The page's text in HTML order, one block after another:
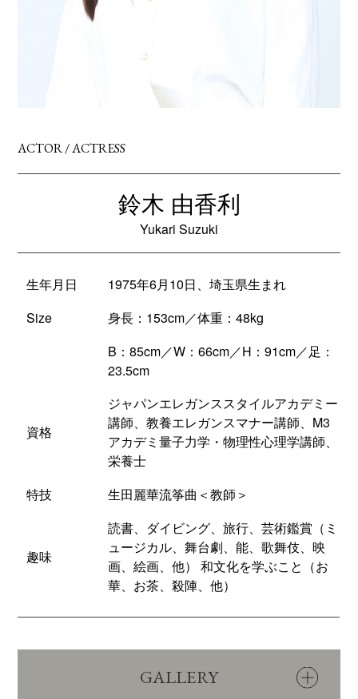
ACTOR / ACTRESS
鈴木 由香利
Yukari Suzuki
生年月日
1975年6月10日、埼玉県生まれ
Size
身長：153cm／体重：48kg
B：85cm／W：66cm／H：91cm／足：
23.5cm
資格
ジャパンエレガンススタイルアカデミー
講師、教養エレガンスマナー講師、M3
アカデミ量子力学・物理性心理学講師、
栄養士
特技
生田麗華流筝曲＜教師＞
趣味
読書、ダイビング、旅行、芸術鑑賞（ミ
ュージカル、舞台劇、能、歌舞伎、映
画、絵画、他） 和文化を学ぶこと（お
華、お茶、殺陣、他）
GALLERY